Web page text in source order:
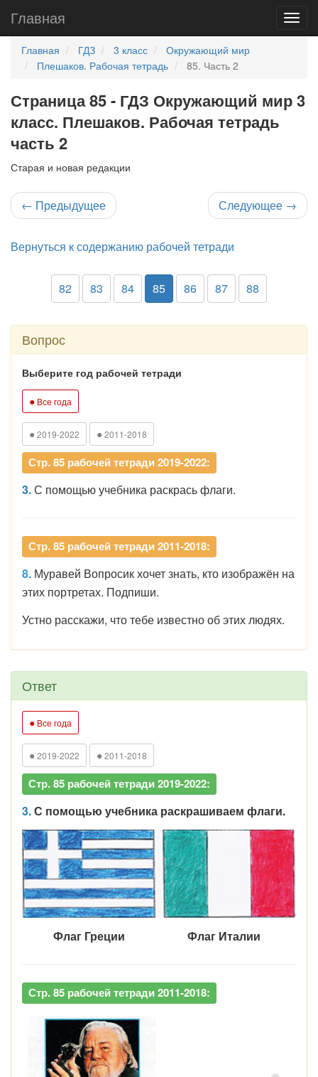
Главная
Главная ГДЗ 3 класс
Окружающий мир
Плешаков. Рабочая тетрадь
85. Часть 2
Страница 85 - ГДЗ Окружающий мир 3
класс. Плешаков. Рабочая тетрадь
часть 2
Старая и новая редакции
← Предыдущее Следующее →
Вернуться к содержанию рабочей тетради
82 83 84 85 86 87 88
Вопрос
Выберите год рабочей тетради
● Все года
● 2019-2022 ● 2011-2018
Стр. 85 рабочей тетради 2019-2022:
3.С помощью учебника раскрась флаги.
Стр. 85 рабочей тетради 2011-2018:
8. Муравей Вопросик хочет знать, кто изображён на
этих портретах. Подпиши.
Устно расскажи, что тебе известно об этих людях.
Ответ
● Все года
● 2019-2022 ● 2011-2018
Стр. 85 рабочей тетради 2019-2022:
3.С помощью учебника раскрашиваем флаги.
Флаг Греции Флаг Италии
Стр. 85 рабочей тетради 2011-2018: